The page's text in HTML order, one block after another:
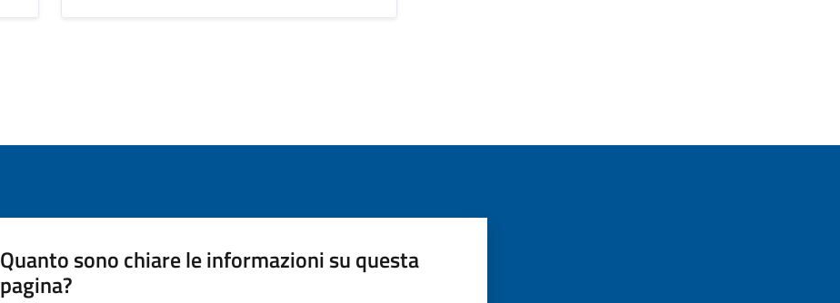
Quanto sono chiare le informazioni su questa
pagina?